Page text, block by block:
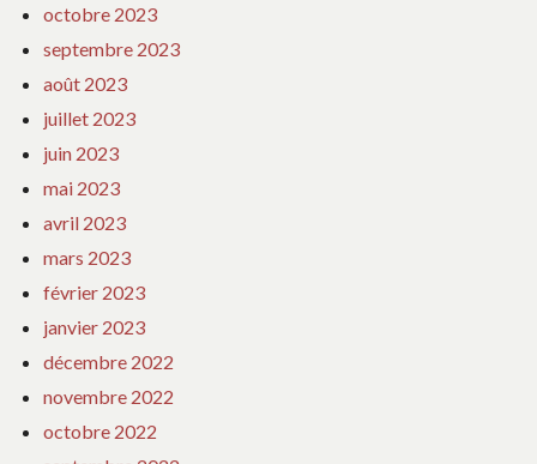
octobre 2023
septembre 2023
août 2023
juillet 2023
juin 2023
mai 2023
avril 2023
mars 2023
février 2023
janvier 2023
décembre 2022
novembre 2022
octobre 2022